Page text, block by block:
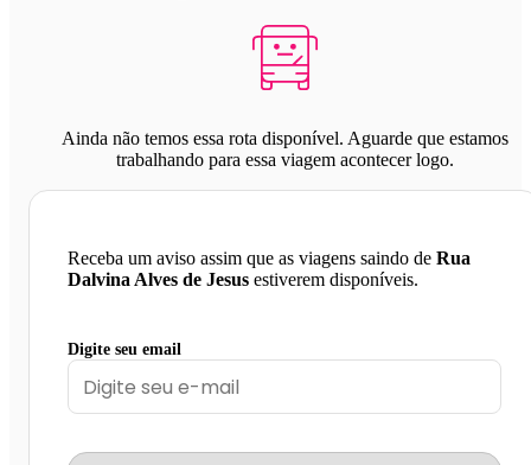
Ainda não temos essa rota disponível. Aguarde que estamos
trabalhando para essa viagem acontecer logo.
Receba um aviso assim que as viagens saindo de Rua
Dalvina Alves de Jesus estiverem disponíveis.
Digite seu email